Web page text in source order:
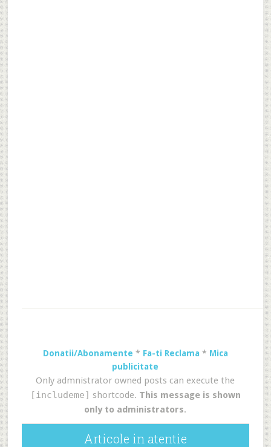
Donatii/Abonamente * Fa-ti Reclama * Mica
publicitate
Only admnistrator owned posts can execute the
[includeme] shortcode. This message is shown
only to administrators.
Articole in atentie